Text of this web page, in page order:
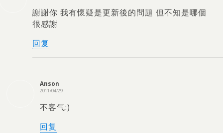
謝謝你 我有懷疑是更新後的問題 但不知是哪個
很感謝
回复
Anson
2011/04/29
不客气:)
回复